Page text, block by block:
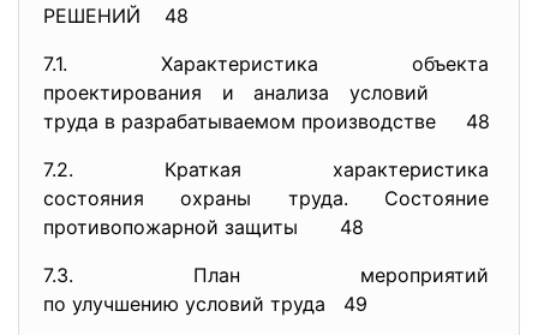
РЕШЕНИЙ 48
7.1. Характеристика объекта
проектирования и анализа условий
труда в разрабатываемом производстве 48
7.2. Краткая характеристика
состояния охраны труда. Состояние
противопожарной защиты 48
7.3. План мероприятий
по улучшению условий труда 49